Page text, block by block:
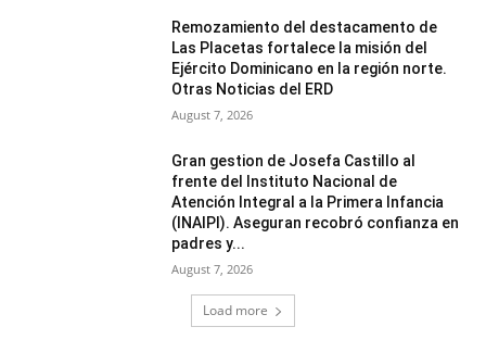
Remozamiento del destacamento de
Las Placetas fortalece la misión del
Ejército Dominicano en la región norte.
Otras Noticias del ERD
August 7, 2026
Gran gestion de Josefa Castillo al
frente del Instituto Nacional de
Atención Integral a la Primera Infancia
(INAIPI). Aseguran recobró confianza en
padres y...
August 7, 2026
Load more